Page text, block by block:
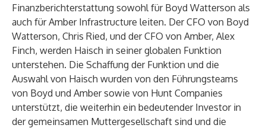
Finanzberichterstattung sowohl für Boyd Watterson als
auch für Amber Infrastructure leiten. Der CFO von Boyd
Watterson, Chris Ried, und der CFO von Amber, Alex
Finch, werden Haisch in seiner globalen Funktion
unterstehen. Die Schaffung der Funktion und die
Auswahl von Haisch wurden von den Führungsteams
von Boyd und Amber sowie von Hunt Companies
unterstützt, die weiterhin ein bedeutender Investor in
der gemeinsamen Muttergesellschaft sind und die